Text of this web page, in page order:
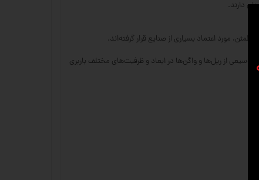
دارند.
مورد اعتماد بسیاری از صنایع قرار گرفته‌اند.
از ریل‌ها و واگن‌ها در ابعاد و ظرفیت‌های مختلف باربری